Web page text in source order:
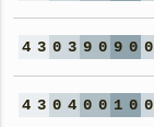
4 3 0 3 9 0 9 0 0
4 3 0 4 0 0 1 0 0